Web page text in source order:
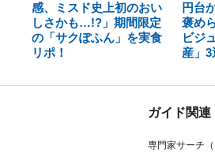
感、ミスド史上初のおい
しさかも…!?」期間限定
の「サクぽふん」を実食
リポ！
円台
褒め
ビジ
産」3
ガイド関連
専門家サーチ（